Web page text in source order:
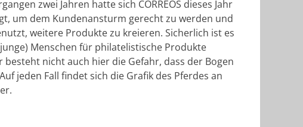
zwei Jahren hatte sich CORREOS dieses Jahr
um dem Kundenansturm gerecht zu werden und
weitere Produkte zu kreieren. Sicherlich ist es
Menschen für philatelistische Produkte
besteht nicht auch hier die Gefahr, dass der Bogen
jeden Fall findet sich die Grafik des Pferdes an